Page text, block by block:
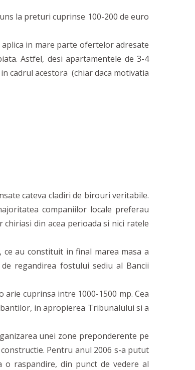
la preturi cuprinse 100-200 de euro
in mare parte ofertelor adresate
Astfel, desi apartamentele de 3-4
cadrul acestora (chiar daca motivatia
cateva cladiri de birouri veritabile.
companiilor locale preferau
din acea perioada si nici ratele
au constituit in final marea masa a
regandirea fostului sediu al Bancii
cuprinsa intre 1000-1500 mp. Cea
in apropierea Tribunalului si a
unei zone preponderente pe
Pentru anul 2006 s-a putut
raspandire, din punct de vedere al